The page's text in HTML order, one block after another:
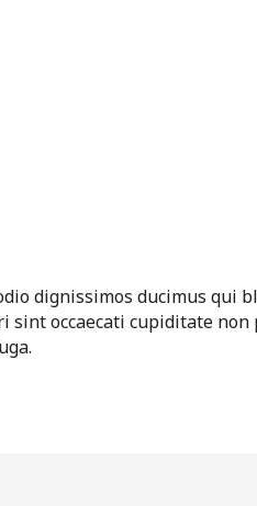
dignissimos ducimus
sint occaecati cupiditate